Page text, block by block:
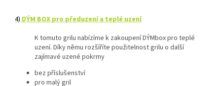
4) DÝM BOX pro předuzení a teplé uzení
K tomuto grilu nabízíme k zakoupení DÝMbox pro teplé
uzení. Díky němu rozšíříte použitelnost grilu o další
zajímavé uzené pokrmy
bez příslušenství
pro malý gril